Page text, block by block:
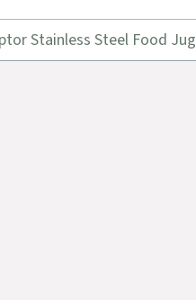
Stainless Steel Food Jug